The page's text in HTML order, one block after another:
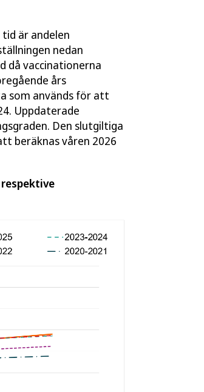
är andelen
nedan
då vaccinationerna
års
som används för att
Uppdaterade
Den slutgiltiga
beräknas våren 2026